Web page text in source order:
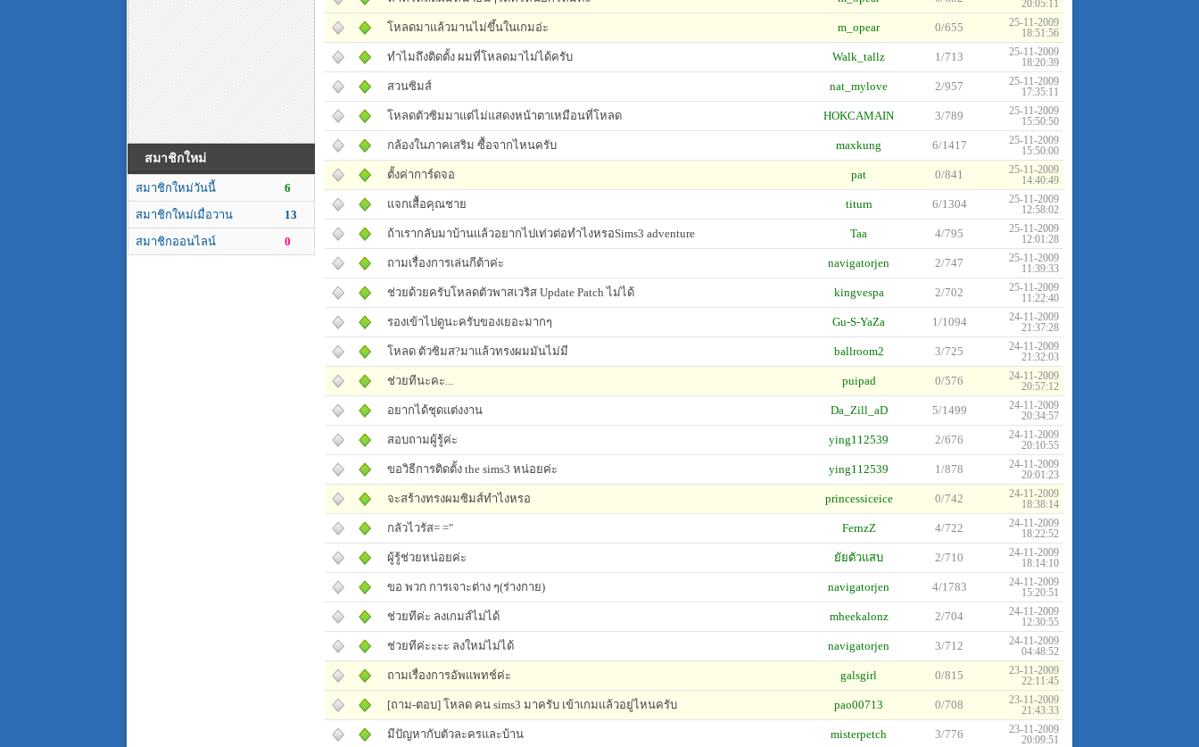
สมาชิกใหม่
สมาชิกใหม่วันนี้
6
สมาชิกใหม่เมื่อวาน
13
สมาชิกออนไลน์
0
20:05:11
โหลดมาแล้วมานไม่ขึ้นในเกมอ่ะ m_opear 0/655
25-11-2009
18:51:56
ทำไมถึงติดตั้ง ผมที่โหลดมาไม่ได้ครับ Walk_tallz 1/713
25-11-2009
18:20:39
สวนซิมส์ nat_mylove 2/957
25-11-2009
17:35:11
โหลดตัวซิมมาแต่ไม่แสดงหน้าตาเหมือนที่โหลด HOKCAMAIN 3/789
25-11-2009
15:50:50
กล้องในภาคเสริม ซื้อจากไหนครับ maxkung 6/1417
25-11-2009
15:50:00
ตั้งค่าการ์ดจอ pat 0/841
25-11-2009
14:40:49
แจกเสื้อคุณชาย titurn 6/1304
25-11-2009
12:58:02
ถ้าเรากลับมาบ้านเเล้วอยากไปเท่วต่อทำไงหรอSims3 adventure Taa 4/795
25-11-2009
12:01:28
ถามเรื่องการเล่นกีต้าค่ะ navigatorjen 2/747
25-11-2009
11:39:33
ช่วยด้วยครับโหลดตัวพาสเวริส Update Patch ไม่ได้ kingvespa 2/702
25-11-2009
11:22:40
รองเข้าไปดูนะครับของเยอะมากๆ Gu-S-YaZa 1/1094
24-11-2009
21:37:28
โหลด ตัวซิมส?มาแล้วทรงผมมันไม่มี ballroom2 3/725
24-11-2009
21:32:03
ช่วยทีนะคะ... puipad 0/576
24-11-2009
20:57:12
อยากได้ชุดแต่งงาน Da_Zill_aD 5/1499
24-11-2009
20:34:57
สอบถามผู้รู้ค่ะ ying112539 2/676
24-11-2009
20:10:55
ขอวิธีการติดตั้ง the sims3 หน่อยค่ะ ying112539 1/878
24-11-2009
20:01:23
จะสร้างทรงผมซิมส์ทำไงหรอ princessiceice 0/742
24-11-2009
18:38:14
กลัวไวรัส= =" FernzZ 4/722
24-11-2009
18:22:52
ผู้รู้ช่วยหน่อยค่ะ ยัยตัวแสบ 2/710
24-11-2009
18:14:10
ขอ พวก การเจาะต่าง ๆ(ร่างกาย) navigatorjen 4/1783
24-11-2009
15:20:51
ช่วยทีค่ะ ลงเกมส์ไม่ได้ mheekalonz 2/704
24-11-2009
12:30:55
ช่วยทีค่ะะะะ ลงใหม่ไม่ได้ navigatorjen 3/712
24-11-2009
04:48:52
ถามเรื่องการอัพแพทช์ค่ะ galsgirl 0/815
23-11-2009
22:11:45
[ถาม-ตอบ] โหลด คน sims3 มาครับ เข้าเกมแล้วอยู่ไหนครับ pao00713 0/708
23-11-2009
21:43:33
มีปัญหากับตัวละครและบ้าน misterpetch 3/776
23-11-2009
20:09:51